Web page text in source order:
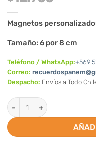
Magnetos
Tamaño: 6 por 8 cm
Teléfono / WhatsApp:+569
Correo:
Despacho: Envíos a Todo
Magnetos de Baby